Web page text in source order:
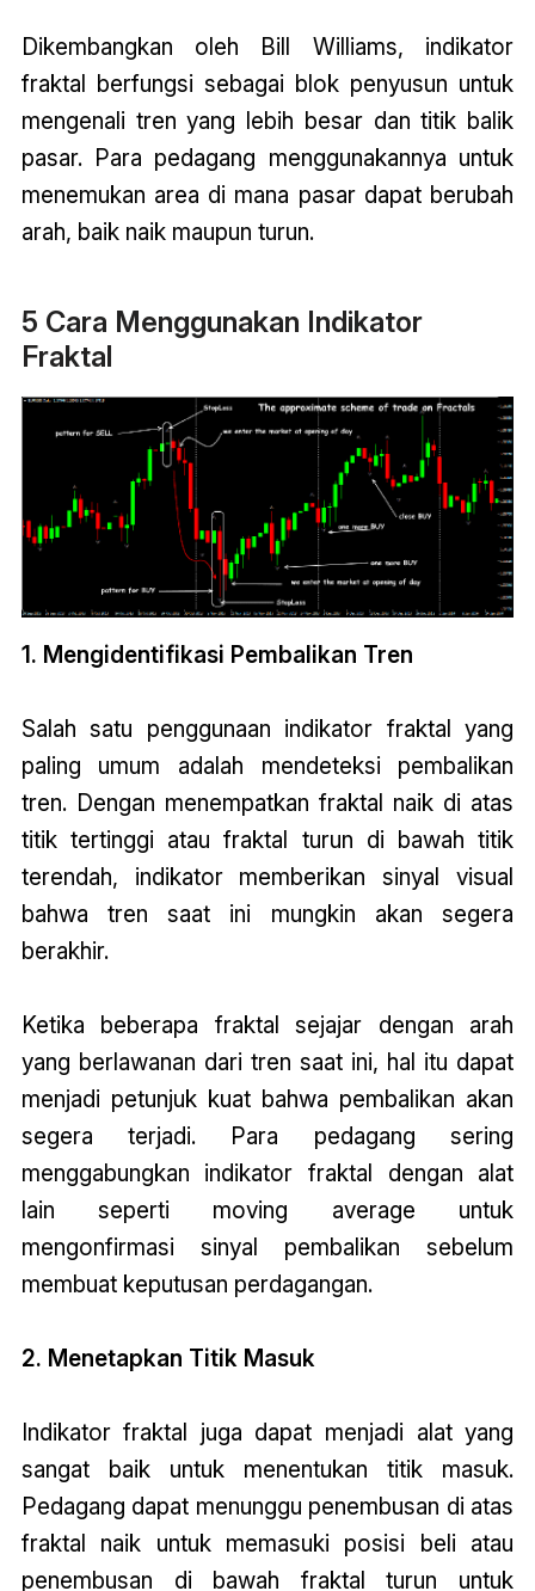
Dikembangkan oleh Bill Williams, indikator
fraktal berfungsi sebagai blok penyusun untuk
mengenali tren yang lebih besar dan titik balik
pasar. Para pedagang menggunakannya untuk
menemukan area di mana pasar dapat berubah
arah, baik naik maupun turun.
5 Cara Menggunakan Indikator
Fraktal
1. Mengidentifikasi Pembalikan Tren
Salah satu penggunaan indikator fraktal yang
paling umum adalah mendeteksi pembalikan
tren. Dengan menempatkan fraktal naik di atas
titik tertinggi atau fraktal turun di bawah titik
terendah, indikator memberikan sinyal visual
bahwa tren saat ini mungkin akan segera
berakhir.
Ketika beberapa fraktal sejajar dengan arah
yang berlawanan dari tren saat ini, hal itu dapat
menjadi petunjuk kuat bahwa pembalikan akan
segera terjadi. Para pedagang sering
menggabungkan indikator fraktal dengan alat
lain seperti moving average untuk
mengonfirmasi sinyal pembalikan sebelum
membuat keputusan perdagangan.
2. Menetapkan Titik Masuk
Indikator fraktal juga dapat menjadi alat yang
sangat baik untuk menentukan titik masuk.
Pedagang dapat menunggu penembusan di atas
fraktal naik untuk memasuki posisi beli atau
penembusan di bawah fraktal turun untuk